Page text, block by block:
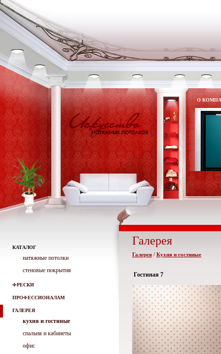
О
КАТАЛОГ
натяжные потолки
стеновые покрытия
ФРЕСКИ
ПРОФЕССИОНАЛАМ
ГАЛЕРЕЯ
кухня и гостиные
спальня и кабинеты
офис
Галерея
Галерея / Кухня и гостиные
Гостиная 7